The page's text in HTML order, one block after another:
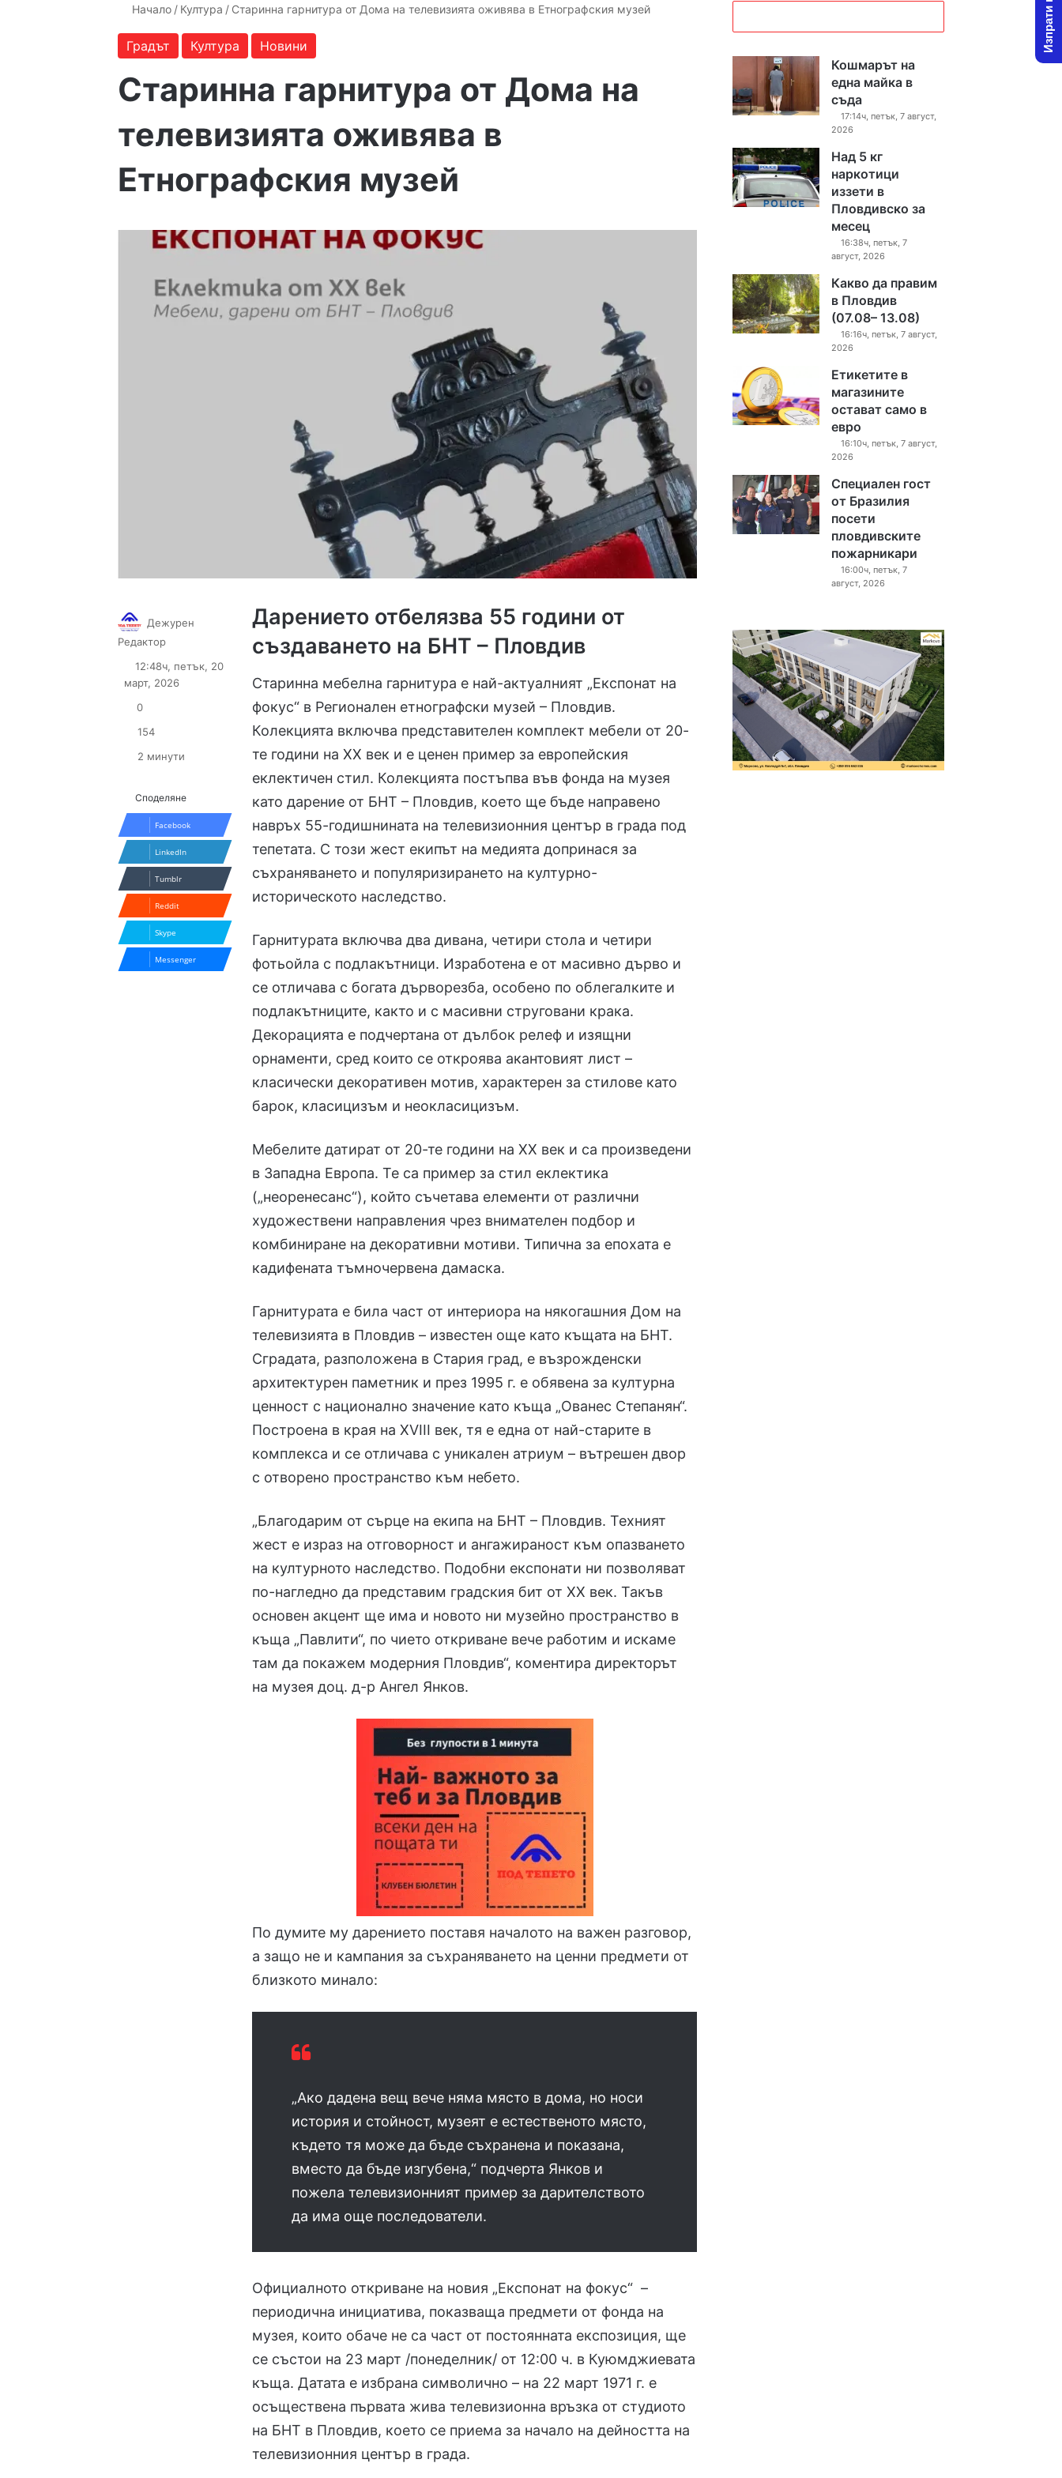
Начало / Култура / Старинна гарнитура от Дома на телевизията оживява в Етнографския музей
Градът Култура Новини
Старинна гарнитура от Дома на
телевизията оживява в
Етнографския музей
Дарението отбелязва 55 години от
създаването на БНТ – Пловдив
Старинна мебелна гарнитура е най-актуалният „Експонат на
фокус“ в Регионален етнографски музей – Пловдив.
Колекцията включва представителен комплект мебели от 20-
те години на ХХ век и е ценен пример за европейския
еклектичен стил. Колекцията постъпва във фонда на музея
като дарение от БНТ – Пловдив, което ще бъде направено
навръх 55-годишнината на телевизионния център в града под
тепетата. С този жест екипът на медията допринася за
съхраняването и популяризирането на културно-
историческото наследство.
Гарнитурата включва два дивана, четири стола и четири
фотьойла с подлакътници. Изработена е от масивно дърво и
се отличава с богата дърворезба, особено по облегалките и
подлакътниците, както и с масивни струговани крака.
Декорацията е подчертана от дълбок релеф и изящни
орнаменти, сред които се откроява акантовият лист –
класически декоративен мотив, характерен за стилове като
барок, класицизъм и неокласицизъм.
Мебелите датират от 20-те години на XX век и са произведени
в Западна Европа. Те са пример за стил еклектика
(„неоренесанс“), който съчетава елементи от различни
художествени направления чрез внимателен подбор и
комбиниране на декоративни мотиви. Типична за епохата е
кадифената тъмночервена дамаска.
Гарнитурата е била част от интериора на някогашния Дом на
телевизията в Пловдив – известен още като къщата на БНТ.
Сградата, разположена в Стария град, е възрожденски
архитектурен паметник и през 1995 г. е обявена за културна
ценност с национално значение като къща „Ованес Степанян“.
Построена в края на XVIII век, тя е една от най-старите в
комплекса и се отличава с уникален атриум – вътрешен двор
с отворено пространство към небето.
„Благодарим от сърце на екипа на БНТ – Пловдив. Техният
жест е израз на отговорност и ангажираност към опазването
на културното наследство. Подобни експонати ни позволяват
по-нагледно да представим градския бит от XX век. Такъв
основен акцент ще има и новото ни музейно пространство в
къща „Павлити“, по чието откриване вече работим и искаме
там да покажем модерния Пловдив“, коментира директорът
на музея доц. д-р Ангел Янков.
По думите му дарението поставя началото на важен разговор,
а защо не и кампания за съхраняването на ценни предмети от
близкото минало:
„Ако дадена вещ вече няма място в дома, но носи
история и стойност, музеят е естественото място,
където тя може да бъде съхранена и показана,
вместо да бъде изгубена,“ подчерта Янков и
пожела телевизионният пример за дарителството
да има още последователи.
Официалното откриване на новия „Експонат на фокус“ –
периодична инициатива, показваща предмети от фонда на
музея, които обаче не са част от постоянната експозиция, ще
се състои на 23 март /понеделник/ от 12:00 ч. в Куюмджиевата
къща. Датата е избрана символично – на 22 март 1971 г. е
осъществена първата жива телевизионна връзка от студиото
на БНТ в Пловдив, което се приема за начало на дейността на
телевизионния център в града.
Дежурен
Редактор
X
email
12:48ч, петък, 20
март, 2026
0
154
2 минути
Споделяне
Facebook
LinkedIn
Tumblr
Reddit
Skype
Messenger
Кошмарът на
една майка в
съда
17:14ч, петък, 7 август,
2026
Над 5 кг
наркотици
иззети в
Пловдивско за
месец
16:38ч, петък, 7
август, 2026
Какво да правим
в Пловдив
(07.08– 13.08)
16:16ч, петък, 7 август,
2026
Етикетите в
магазините
остават само в
евро
16:10ч, петък, 7 август,
2026
Специален гост
от Бразилия
посети
пловдивските
пожарникари
16:00ч, петък, 7
август, 2026